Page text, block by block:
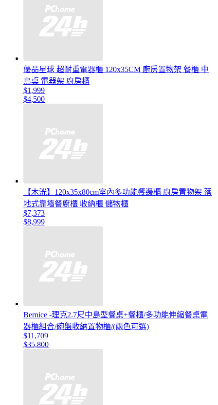
優品星球 超耐重電器櫃 120x35CM 廚房置物架 餐櫃 中
島桌 電器架 廚房櫃
$1,999
$4,500
【木洸】120x35x80cm室內多功能餐邊櫃 廚房置物架 落
地式靠墻餐廚櫃 收納櫃 儲物櫃
$7,373
$8,999
Bernice -理克2.7尺中島型餐桌+餐櫃/多功能伸縮餐桌電
器櫃組合/碗盤收納置物櫃/(兩色可選)
$11,709
$35,800